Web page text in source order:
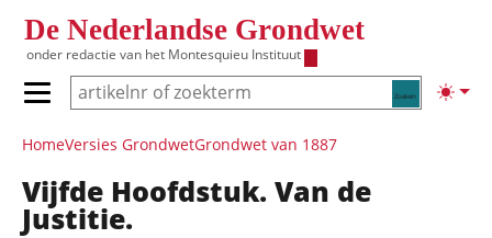
De Nederlandse Grondwet
onder redactie van het Montesquieu Instituut
Zoeken
Primair menu tonen/verbergen
Hoofdnavigatie
HomeVersies GrondwetGrondwet van 1887
Vijfde Hoofdstuk. Van de
Justitie.